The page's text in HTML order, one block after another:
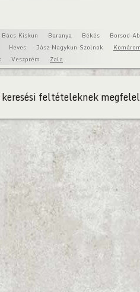
Bács-Kiskun Baranya Békés Borsod-
Heves Jász-Nagykun-Szolnok
Veszprém Zala
feltételeknek